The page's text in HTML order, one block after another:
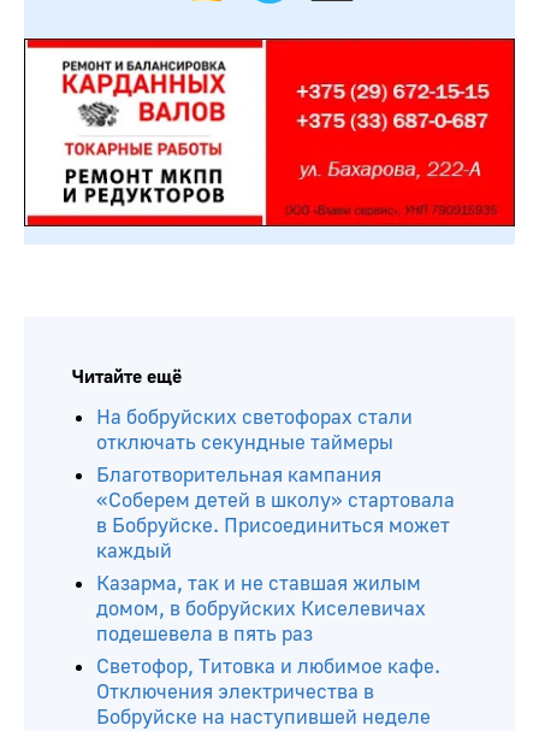
Читайте ещё
На бобруйских светофорах стали
отключать секундные таймеры
Благотворительная кампания
«Соберем детей в школу» стартовала
в Бобруйске. Присоединиться может
каждый
Казарма, так и не ставшая жилым
домом, в бобруйских Киселевичах
подешевела в пять раз
Светофор, Титовка и любимое кафе.
Отключения электричества в
Бобруйске на наступившей неделе